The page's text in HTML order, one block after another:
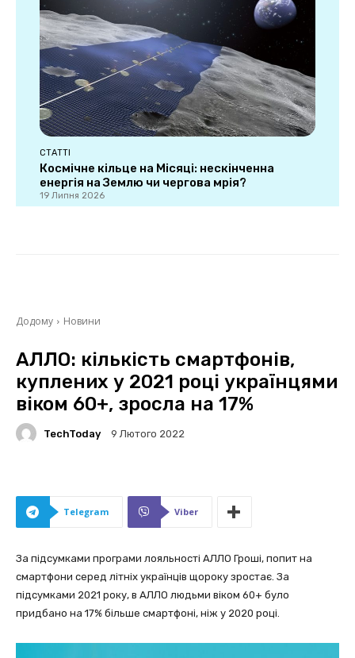
СТАТТІ
Космічне кільце на Місяці: нескінченна
енергія на Землю чи чергова мрія?
19 Липня 2026